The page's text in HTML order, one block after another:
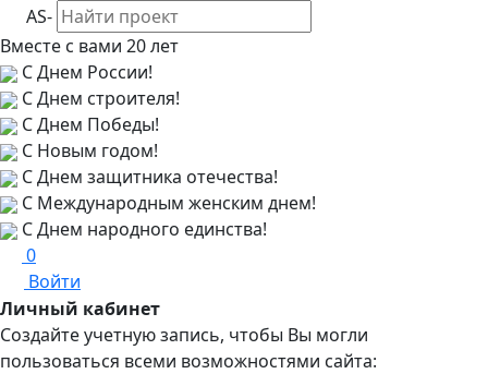
AS-
Вместе с вами 20 лет
С Днем России!
С Днем строителя!
С Днем Победы!
С Новым годом!
С Днем защитника отечества!
С Международным женским днем!
С Днем народного единства!
0
Войти
Личный кабинет
Создайте учетную запись, чтобы Вы могли
пользоваться всеми возможностями сайта: